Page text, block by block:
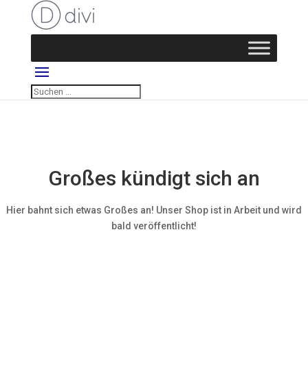
Großes kündigt sich an
Hier bahnt sich etwas Großes an! Unser Shop ist in Arbeit und wird
bald veröffentlicht!